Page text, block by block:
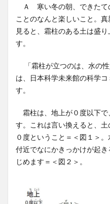
Ａ 寒い冬の朝、できたて
ことのなんと楽しいこと。
見ると、霜柱のある土は盛
す。
「霜柱が立つのは、水の
は、日本科学未来館の科学
す。
霜柱は、地上が０度以下で
す。これは言い換えると、
０度ということ＝＜図１＞
付近でなにかきっかけが起
じめます＝＜図２＞。